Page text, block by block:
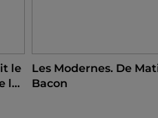
le
la
Les Modernes. De
Bacon